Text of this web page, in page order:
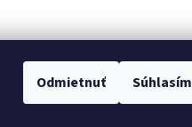
Odmietnuť Súhlasím